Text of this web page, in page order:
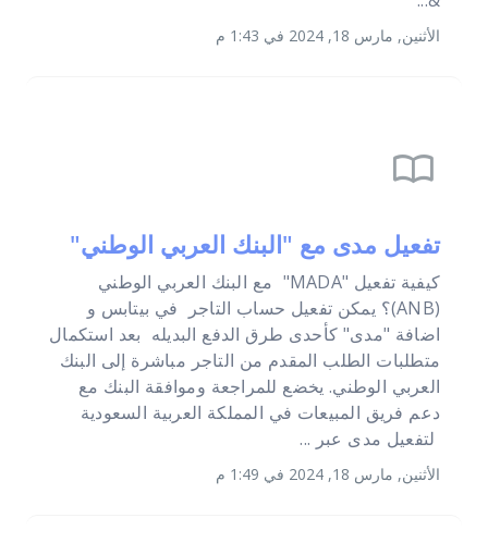
الأثنين, مارس 18, 2024 في 1:43 م
import_contacts
تفعيل مدى مع "البنك العربي الوطني"
كيفية تفعيل "MADA" مع البنك العربي الوطني
(ANB)؟ يمكن تفعيل حساب التاجر في بيتابس و
اضافة "مدى" كأحدى طرق الدفع البديله بعد استكمال
متطلبات الطلب المقدم من التاجر مباشرة إلى البنك
العربي الوطني. يخضع للمراجعة وموافقة البنك مع
دعم فريق المبيعات في المملكة العربية السعودية
لتفعيل مدى عبر ...
الأثنين, مارس 18, 2024 في 1:49 م